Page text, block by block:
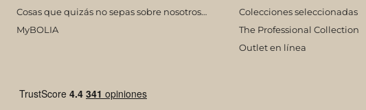
Cosas que quizás no sepas sobre nosotros…
MyBOLIA
Colecciones seleccionadas
The Professional Collection
Outlet en línea